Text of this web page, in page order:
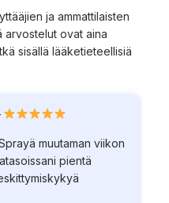
ja ammattilaisten
arvostelut ovat aina
sisällä lääketieteellisiä
muutaman viikon
pientä